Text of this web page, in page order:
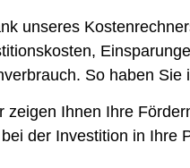
unseres
So haben Sie
zeigen Ihnen Ihre
der Investition in Ihre